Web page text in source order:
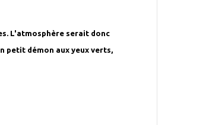
L'atmosphère serait donc
petit démon aux yeux verts,